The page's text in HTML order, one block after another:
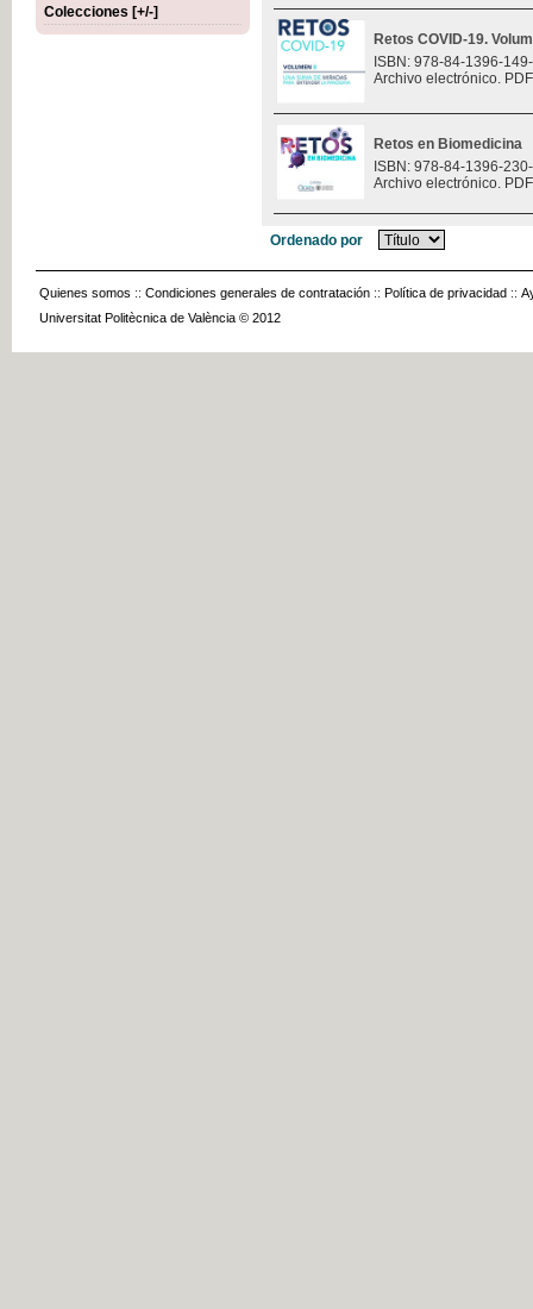
Colecciones [+/-]
Retos COVID-19.
ISBN: 978-84-1396-
Archivo electrónico.
Retos en Biomedicina
ISBN: 978-84-1396-
Archivo electrónico.
Ordenado por
Quienes somos :: Condiciones generales de contratación :: Política de privacidad ::
Universitat Politècnica de València © 2012